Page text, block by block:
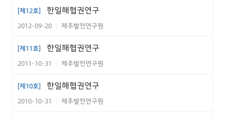
안의 연구-문화재 관련 교류 콘텐츠 중
심으로
교 연구
부산-후쿠오카 고령자 개호시설 및
안에 대한 연구
[제12호] 한일해협권연구
2012-09-20 제주발전연구원
[제11호] 한일해협권연구
2011-10-31 제주발전연구원
[제10호] 한일해협권연구
2010-10-31 제주발전연구원